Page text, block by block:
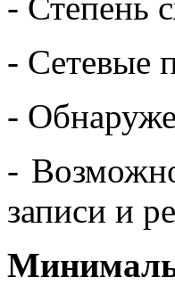
- Сетевые
-
-
записи и